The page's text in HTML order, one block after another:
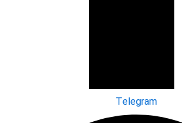
Telegram